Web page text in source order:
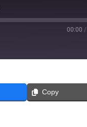
00:00 /
Copy